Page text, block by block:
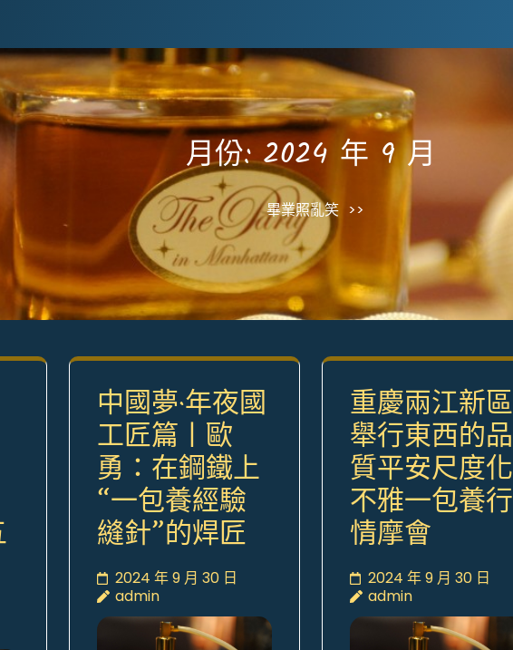
月份:2024 年 9 月
畢業照亂笑 >>
中國夢·年夜國
工匠篇丨歐
勇：在鋼鐵上
“一包養經驗
縫針”的焊匠
2024 年 9 月 30 日
admin
重慶兩江新區
舉行東西的品
質平安尺度化
不雅一包養行
情摩會
2024 年 9 月 30 日
admin